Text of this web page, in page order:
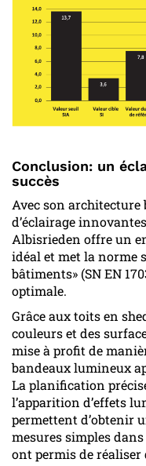
Conclusion: un
succès
Avec son architecture
d’éclairage
Albisrieden offre un
idéal et met la norme
bâtiments» (SN EN
optimale.
Grâce aux toits en
couleurs et des
mise à profit de
bandeaux lumineux
La planification
l’apparition d’effets
permettent d’obtenir
mesures simples
ont permis de réaliser